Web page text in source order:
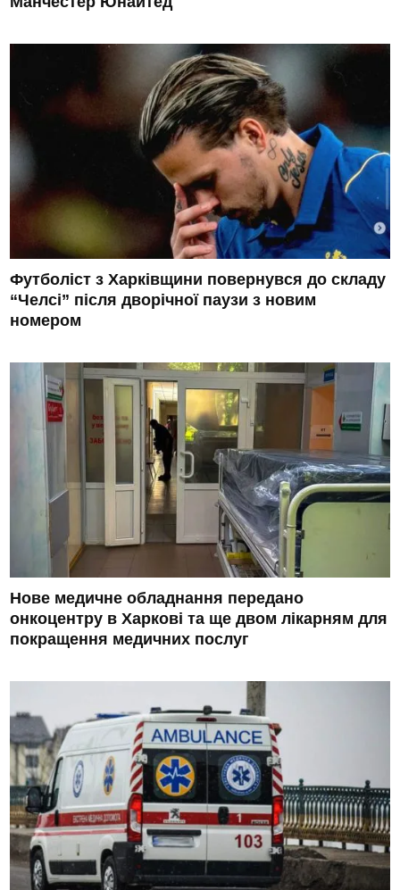
Футболіст з Харківщини повернувся до складу
“Челсі” після дворічної паузи з новим
номером
Нове медичне обладнання передано
онкоцентру в Харкові та ще двом лікарням для
покращення медичних послуг